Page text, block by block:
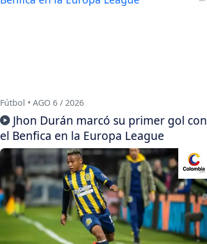
Fútbol • AGO 6 / 2026
Jhon Durán marcó su primer gol con
el Benfica en la Europa League